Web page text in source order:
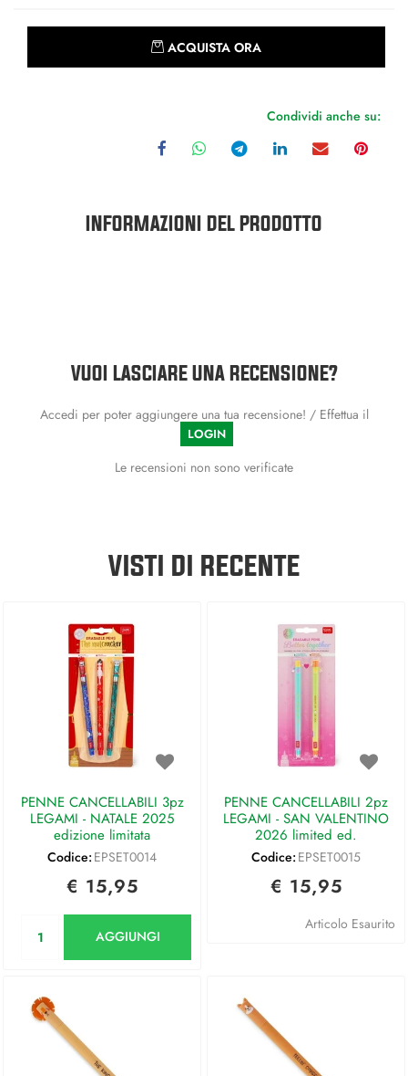
ACQUISTA ORA
Condividi anche su:
INFORMAZIONI DEL PRODOTTO
VUOI LASCIARE UNA RECENSIONE?
Accedi per poter aggiungere una tua recensione! / Effettua il
LOGIN
Le recensioni non sono verificate
VISTI DI RECENTE
PENNE CANCELLABILI 3pz
LEGAMI - NATALE 2025
edizione limitata
Codice: EPSET0014
€ 15,95
AGGIUNGI
PENNE CANCELLABILI 2pz
LEGAMI - SAN VALENTINO
2026 limited ed.
Codice: EPSET0015
€ 15,95
Articolo Esaurito